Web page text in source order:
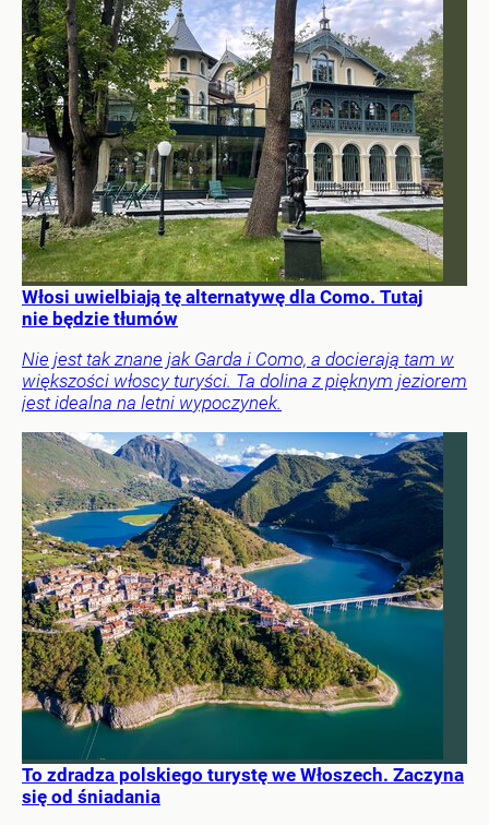
Włosi uwielbiają tę alternatywę dla Como. Tutaj
nie będzie tłumów
Nie jest tak znane jak Garda i Como, a docierają tam w
większości włoscy turyści. Ta dolina z pięknym jeziorem
jest idealna na letni wypoczynek.
To zdradza polskiego turystę we Włoszech. Zaczyna
się od śniadania